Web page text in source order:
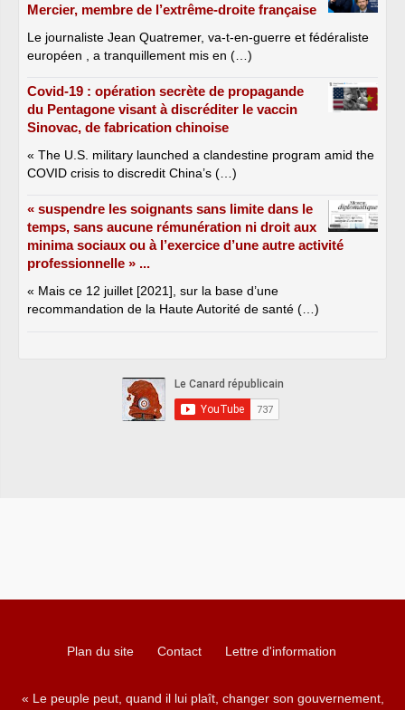
Mercier, membre de l’extrême-droite française
Le journaliste Jean Quatremer, va-t-en-guerre et fédéraliste
européen , a tranquillement mis en (…)
Covid-19 : opération secrète de propagande
du Pentagone visant à discréditer le vaccin
Sinovac, de fabrication chinoise
« The U.S. military launched a clandestine program amid the
COVID crisis to discredit China’s (…)
« suspendre les soignants sans limite dans le
temps, sans aucune rémunération ni droit aux
minima sociaux ou à l’exercice d’une autre activité
professionnelle » ...
« Mais ce 12 juillet [2021], sur la base d’une
recommandation de la Haute Autorité de santé (…)
Plan du site Contact Lettre d'information
« Le peuple peut, quand il lui plaît, changer son gouvernement,